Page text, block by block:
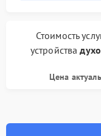
Стоимость
устройства
Цена